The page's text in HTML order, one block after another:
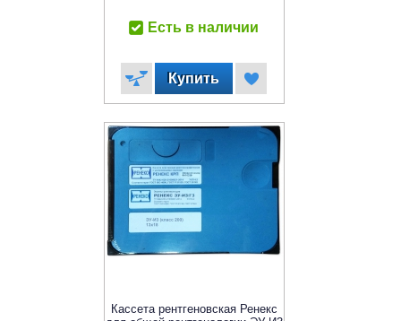
Есть в наличии
Кассета рентгеновская Ренекс